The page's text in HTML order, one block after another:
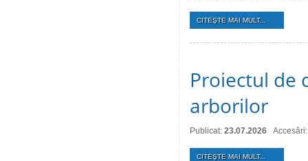
CITEŞTE MAI MULT...
Proiectul de
arborilor
Publicat: 23.07.2026
CITEŞTE MAI MULT...